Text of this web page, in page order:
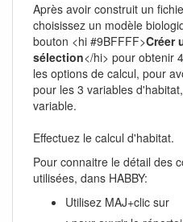
Après avoir construit un
choisissez un modèle
bouton <hi #9BFFFF>Créer
sélection</hi> pour obtenir
les options de calcul, pour
pour les 3 variables
variable.
Effectuez le calcul d'habitat.
Pour connaitre le détail des
utilisées, dans HABBY:
Utilisez MAJ+clic sur